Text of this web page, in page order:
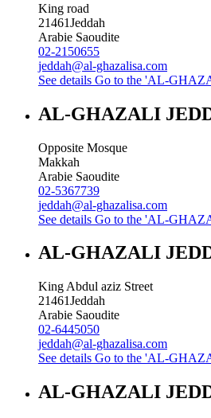
King road
21461Jeddah
Arabie Saoudite
02-2150655
jeddah@al-ghazalisa.com
See details Go to the 'AL-
AL-GHAZALI
Opposite Mosque
Makkah
Arabie Saoudite
02-5367739
jeddah@al-ghazalisa.com
See details Go to the 'AL-
AL-GHAZALI
King Abdul aziz Street
21461Jeddah
Arabie Saoudite
02-6445050
jeddah@al-ghazalisa.com
See details Go to the 'AL-
AL-GHAZALI